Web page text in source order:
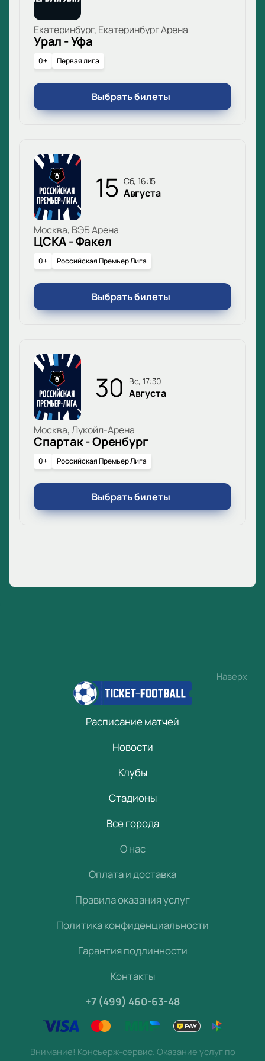
футбольном событии этого года. Не упустите
шанс стать частью большого матча!
Екатеринбург, Екатеринбург Арена
Урал - Уфа
0+ Первая лига
Выбрать билеты
15 сб, 16:15
Августа
Москва, ВЭБ Арена
ЦСКА - Факел
0+ Российская Премьер Лига
Выбрать билеты
30 вс, 17:30
Августа
Москва, Лукойл-Арена
Спартак - Оренбург
0+ Российская Премьер Лига
Выбрать билеты
Наверх
Расписание матчей
Новости
Клубы
Стадионы
Все города
О нас
Оплата и доставка
Правила оказания услуг
Политика конфиденциальности
Гарантия подлинности
Контакты
+7 (499) 460-63-48
Внимание! Консьерж-сервис. Оказание услуг по